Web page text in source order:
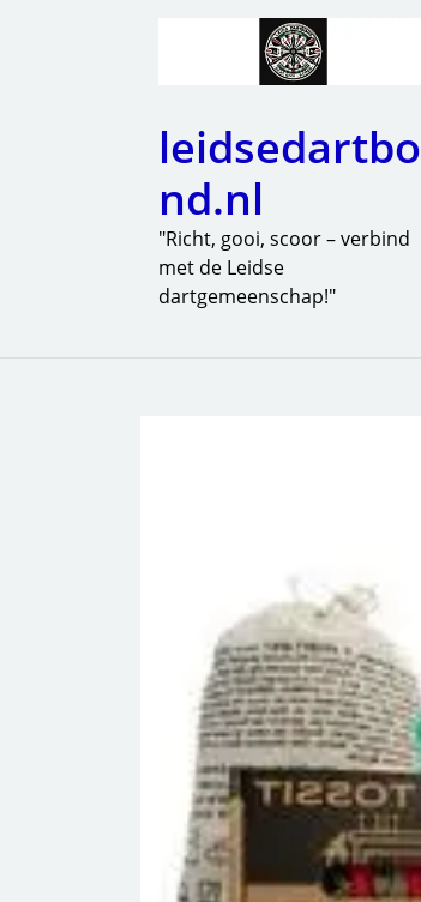
leidsedartbo
nd.nl
"Richt, gooi, scoor – verbind
met de Leidse
dartgemeenschap!"